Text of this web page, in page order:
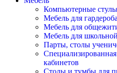
Компьютерные
Мебель для гардероба
Мебель для
Мебель для
Парты, столы
кабинетов
Столы и тумбы для